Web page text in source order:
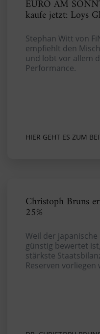
EURO AM
kaufe jetzt: Loys
Stephan Witt von
empfiehlt den
und lobt vor allem
Performance.
HIER GEHT ES ZUM
Christoph Bruns
25%
Weil der
günstig bewertet
stärkste
Reserven vorliegen